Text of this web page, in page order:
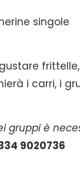
singole
i carri, i
gruppi è
9020736